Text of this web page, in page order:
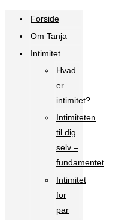
Forside
Om Tanja
Intimitet
Hvad
er
intimitet?
Intimiteten
til dig
selv –
fundamentet
Intimitet
for
par